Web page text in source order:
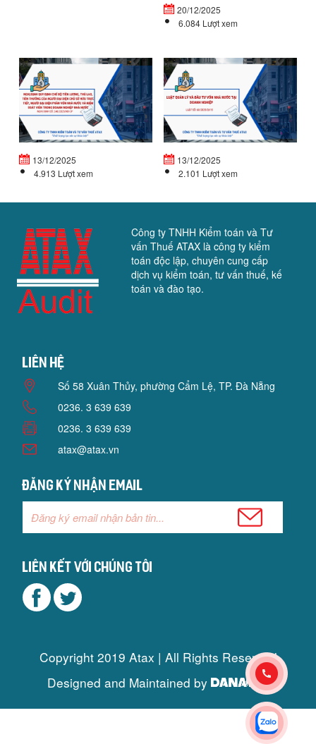
20/12/2025
6.084 Lượt xem
NGHỊ
ĐỊNH
QUY
CHẾ
ĐỘ
13/12/2025
4.913 Lượt xem
13/12/2025
2.101 Lượt xem
Công ty TNHH Kiểm toán và Tư
vấn Thuế ATAX là công ty kiểm
toán độc lập, chuyên cung cấp
dịch vụ kiểm toán, tư vấn thuế, kế
toán và đào tạo.
Liên hệ
Số 58 Xuân Thủy, phường Cẩm Lệ, TP. Đà Nẵng
0236. 3 639 639
0236. 3 639 639
atax@atax.vn
Đăng ký nhận email
Liên kết với chúng tôi
Copyright 2019 Atax | All Rights Reserved
Designed and Maintained by